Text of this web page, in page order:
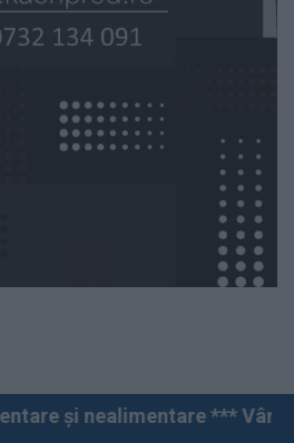
*** Vânzări angro